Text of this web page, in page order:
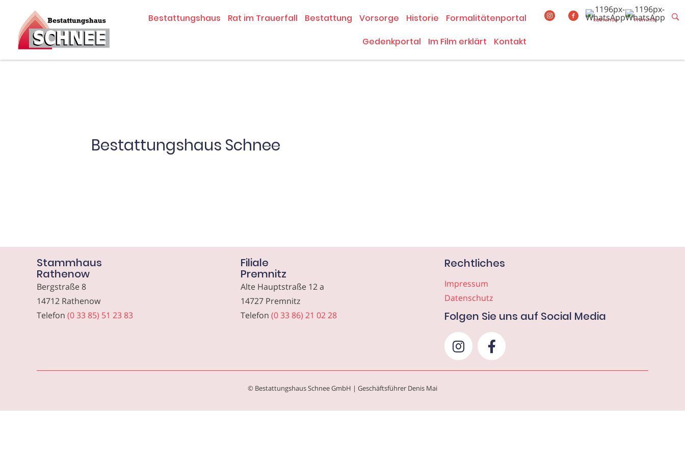
springen
Bestattungshaus Rat im Trauerfall Bestattung Vorsorge Historie
Formalitätenportal
Gedenkportal
Im Film erklärt Kontakt
Rathenow Premnitz
Bestattungshaus Schnee
Stammhaus
Rathenow
Bergstraße 8
14712 Rathenow
Telefon (0 33 85) 51 23 83
Filiale
Premnitz
Alte Hauptstraße 12 a
14727 Premnitz
Telefon (0 33 86) 21 02 28
Rechtliches
Impressum
Datenschutz
Folgen Sie uns auf Social Media
© Bestattungshaus Schnee GmbH | Geschäftsführer Denis Mai